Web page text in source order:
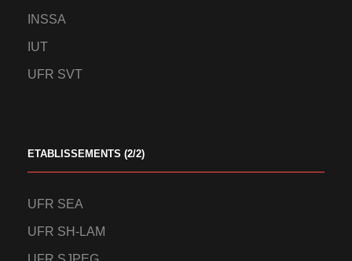
INSSA
IUT
UFR SVT
ETABLISSEMENTS (2/2)
UFR SEA
UFR SH-LAM